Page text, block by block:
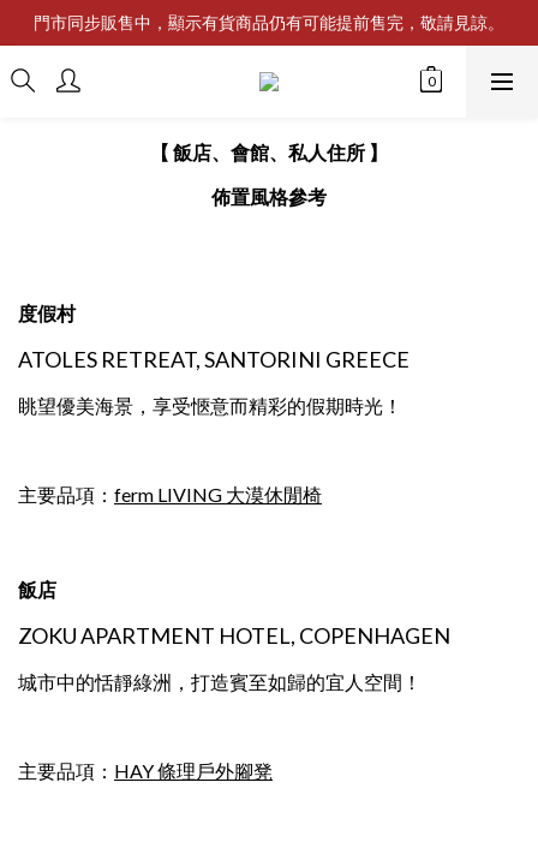
門市同步販售中，顯示有貨商品仍有可能提前售完，敬請見諒。
【 飯店、會館、私人住所 】
佈置風格參考
度假村
ATOLES RETREAT, SANTORINI GREECE
眺望優美海景，享受愜意而精彩的假期時光！
主要品項： ferm LIVING 大漠休閒椅
飯店
ZOKU APARTMENT HOTEL, COPENHAGEN
城市中的恬靜綠洲，打造賓至如歸的宜人空間！
主要品項： HAY 條理戶外腳凳